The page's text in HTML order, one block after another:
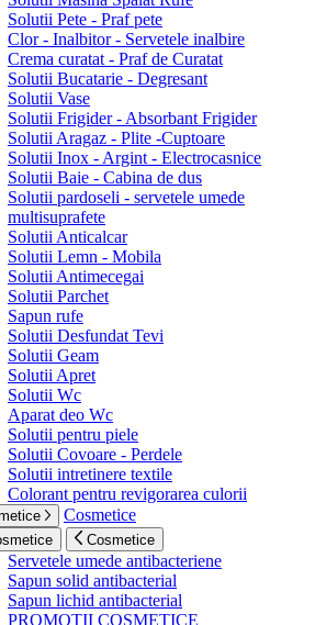
Solutii Pete - Praf pete
Clor - Inalbitor - Servetele inalbire
Crema curatat - Praf de Curatat
Solutii Bucatarie - Degresant
Solutii Vase
Solutii Frigider - Absorbant Frigider
Solutii Aragaz - Plite -Cuptoare
Solutii Inox - Argint - Electrocasnice
Solutii Baie - Cabina de dus
Solutii pardoseli - servetele umede
multisuprafete
Solutii Anticalcar
Solutii Lemn - Mobila
Solutii Antimecegai
Solutii Parchet
Sapun rufe
Solutii Desfundat Tevi
Solutii Geam
Solutii Apret
Solutii Wc
Aparat deo Wc
Solutii pentru piele
Solutii Covoare - Perdele
Solutii intretinere textile
Colorant pentru revigorarea culorii
Cosmetice
Cosmetice
Servetele umede antibacteriene
Sapun solid antibacterial
Sapun lichid antibacterial
PROMOTII COSMETICE